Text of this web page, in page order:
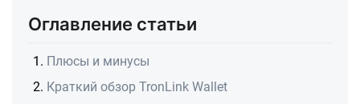
Оглавление статьи
Плюсы и минусы
Краткий обзор TronLink Wallet